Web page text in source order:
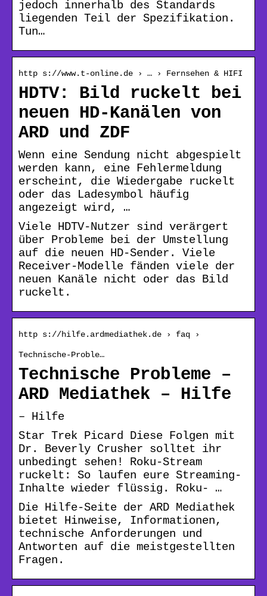
jedoch innerhalb des Standards
liegenden Teil der Spezifikation.
Tun…
http s://www.t-online.de › … › Fernsehen & HIFI
HDTV: Bild ruckelt bei
neuen HD-Kanälen von
ARD und ZDF
Wenn eine Sendung nicht abgespielt
werden kann, eine Fehlermeldung
erscheint, die Wiedergabe ruckelt
oder das Ladesymbol häufig
angezeigt wird, …
Viele HDTV-Nutzer sind verärgert
über Probleme bei der Umstellung
auf die neuen HD-Sender. Viele
Receiver-Modelle fänden viele der
neuen Kanäle nicht oder das Bild
ruckelt.
http s://hilfe.ardmediathek.de › faq ›
Technische-Proble…
Technische Probleme –
ARD Mediathek – Hilfe
– Hilfe
Star Trek Picard Diese Folgen mit
Dr. Beverly Crusher solltet ihr
unbedingt sehen! Roku-Stream
ruckelt: So laufen eure Streaming-
Inhalte wieder flüssig. Roku- …
Die Hilfe-Seite der ARD Mediathek
bietet Hinweise, Informationen,
technische Anforderungen und
Antworten auf die meistgestellten
Fragen.